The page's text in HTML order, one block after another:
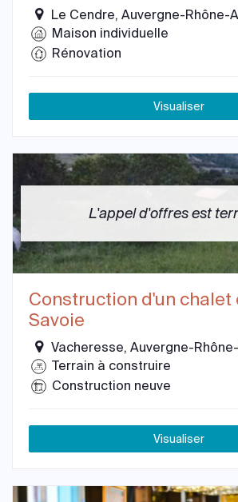
Le Cendre, Auvergne-Rhône-
Maison individuelle
Rénovation
Visualiser
L'appel d'offres est
Construction d'un chalet
Savoie
Vacheresse, Auvergne-
Terrain à construire
Construction neuve
Visualiser